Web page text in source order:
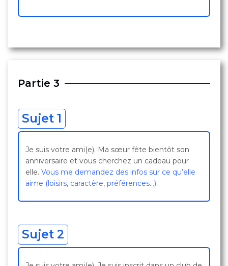
Partie 3
Sujet 1
Je suis votre ami(e). Ma sœur fête bientôt son
anniversaire et vous cherchez un cadeau pour
elle. Vous me demandez des infos sur ce qu’elle
aime (loisirs, caractère, préférences…).
Sujet 2